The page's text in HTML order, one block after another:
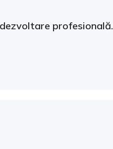
profesională.